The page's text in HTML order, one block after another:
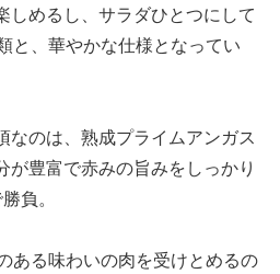
しめるし、サラダひとつにして
と、華やかな仕様となってい
なのは、熟成プライムアンガス
が豊富で赤みの旨みをしっかり
負。
ある味わいの肉を受けとめるの